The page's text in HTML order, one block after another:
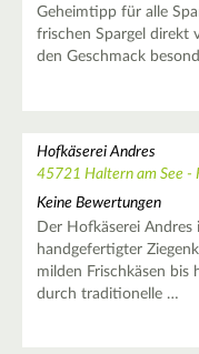
Geheimtipp für alle
frischen Spargel direkt
den Geschmack
Hofkäserei Andres
45721 Haltern am See -
Keine Bewertungen
Der Hofkäserei Andres
handgefertigter
milden Frischkäsen bis
durch traditionelle …